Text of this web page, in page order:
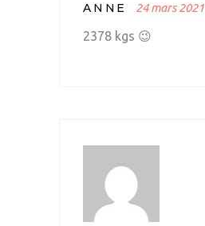
ANNE 24 mars 2021
2378 kgs 😉